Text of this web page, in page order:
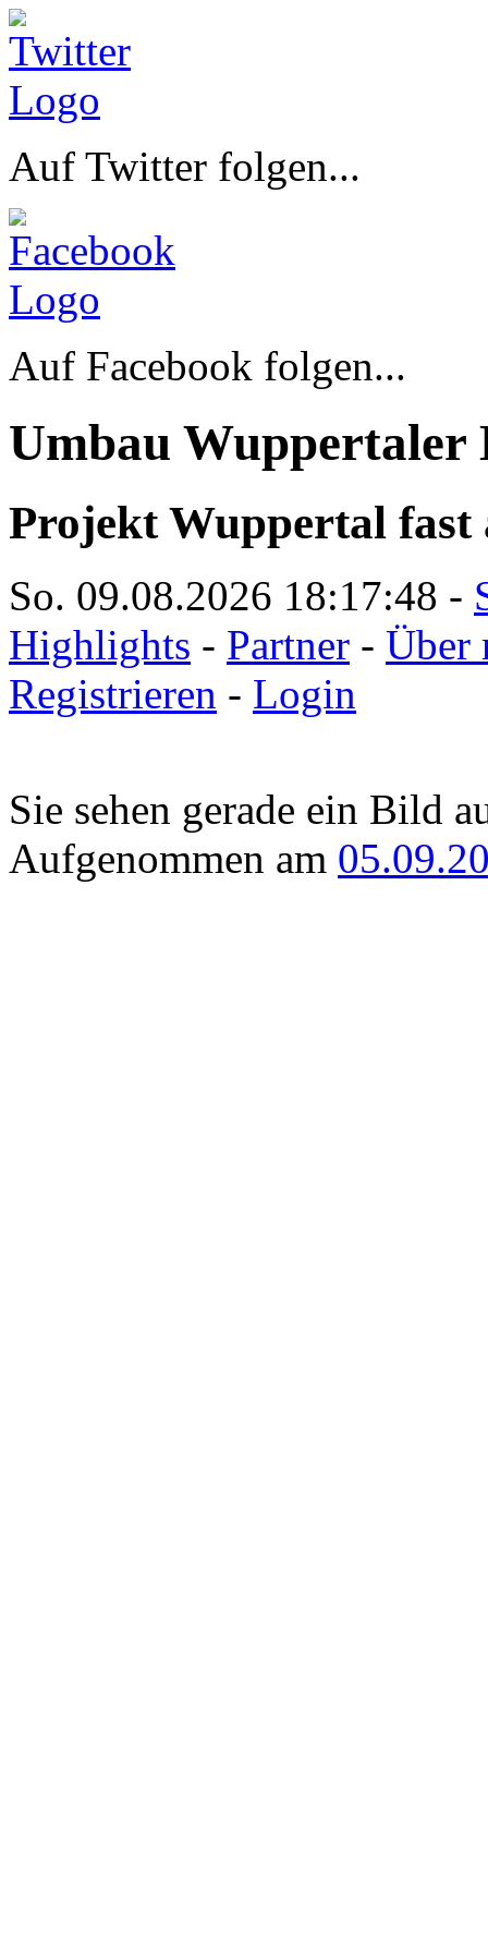
Auf Twitter folgen...
Auf Facebook folgen...
Umbau Wuppertaler
Projekt Wuppertal fast
So. 09.08.2026 18:17:48 -
Highlights - Partner - Über
Registrieren - Login
Sie sehen gerade ein Bild
Aufgenommen am